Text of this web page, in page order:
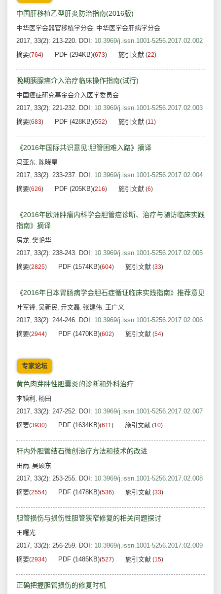
中国肝移植乙型肝炎防治指南(2016版)
中华医学会器官移植学分会, 中华医学会肝病学分会
2017, 33(2): 213-220. DOI: 10.3969/j.issn.1001-5256.2017.02.002
摘要(764) PDF (294KB)(673) 施引文献 (22)
晚期胰腺癌介入治疗临床操作指南(试行)
中国癌症研究基金会介入医学委员会
2017, 33(2): 221-232. DOI: 10.3969/j.issn.1001-5256.2017.02.003
摘要(683) PDF (428KB)(552) 施引文献 (11)
《2016年国际共识意见:胆管困难入路》摘译
冯亚东, 陈晓星
2017, 33(2): 233-237. DOI: 10.3969/j.issn.1001-5256.2017.02.004
摘要(626) PDF (205KB)(216) 施引文献 (6)
《2016年欧洲肿瘤内科学会胆管癌诊断、治疗与随访临床实践
指南》摘译
房龙, 樊艳华
2017, 33(2): 238-243. DOI: 10.3969/j.issn.1001-5256.2017.02.005
摘要(2825) PDF (1574KB)(604) 施引文献 (33)
《2016年日本胃肠病学会胆石症循证临床实践指南》推荐意见
叶军锋, 吴新民, 亓文磊, 张建伟, 王广义
2017, 33(2): 244-246. DOI: 10.3969/j.issn.1001-5256.2017.02.006
摘要(2944) PDF (1470KB)(602) 施引文献 (54)
专家论坛
黄色肉芽肿性胆囊炎的诊断和外科治疗
李镇利 , 杨田
2017, 33(2): 247-252. DOI: 10.3969/j.issn.1001-5256.2017.02.007
摘要(3930) PDF (1634KB)(611) 施引文献 (10)
肝内外胆管结石微创治疗方法和技术的改进
田雨, 吴硕东
2017, 33(2): 253-255. DOI: 10.3969/j.issn.1001-5256.2017.02.008
摘要(2554) PDF (1478KB)(536) 施引文献 (33)
胆管损伤与损伤性胆管狭窄修复的相关问题探讨
王曙光
2017, 33(2): 256-259. DOI: 10.3969/j.issn.1001-5256.2017.02.009
摘要(2934) PDF (1485KB)(527) 施引文献 (15)
正确把握胆管损伤的修复时机